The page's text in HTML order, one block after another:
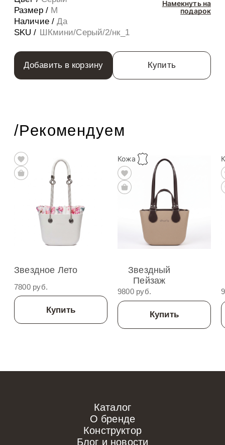
Размер / M
Наличие /Да
SKU / ШКмини/Серый/2/нк_1
Намекнуть на
подарок
Добавить в корзину Купить
/Рекомендуем
Звездное Лето
7800 руб.
Купить
Кожа
Звездный
Пейзаж
9800 руб.
Купить
Каталог
О бренде
Конструктор
Блог и новости